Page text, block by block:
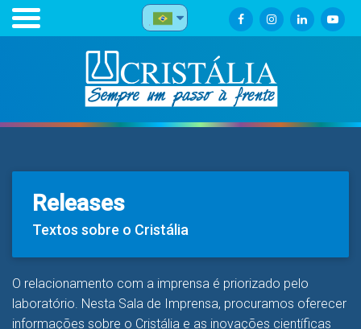
Releases
Textos sobre o Cristália
O relacionamento com a imprensa é priorizado pelo
laboratório. Nesta Sala de Imprensa, procuramos oferecer
informações sobre o Cristália e as inovações científicas